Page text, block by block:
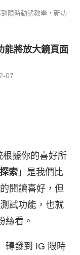
到限時動態教學，新功
能將放大鏡頁面
07
根據你的喜好所
索 」是我們比
閱讀喜好，但
試功能，也就
絲看。
轉發到 IG 限時